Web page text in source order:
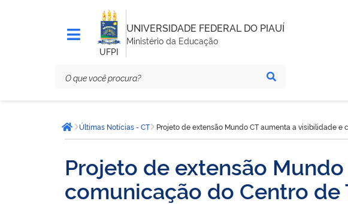
UFPI
UNIVERSIDADE FEDERAL DO PIAUÍ
Ministério da Educação
está
aqui:Página inicial
Últimas Notícias - CT Projeto de extensão Mundo CT aumenta a visibilidade e
Projeto de extensão
comunicação do Centro de